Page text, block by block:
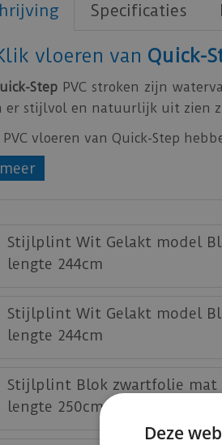
Specificaties
vloeren van Quick-
Step PVC stroken zijn
er stijlvol en natuurlijk uit zien
PVC vloeren van Quick-Step
hier
Stijlplint Wit Gelakt model
lengte 244cm
Stijlplint Wit Gelakt model
lengte 244cm
Stijlplint Blok zwartfolie mat
lengte 250cm
Deze